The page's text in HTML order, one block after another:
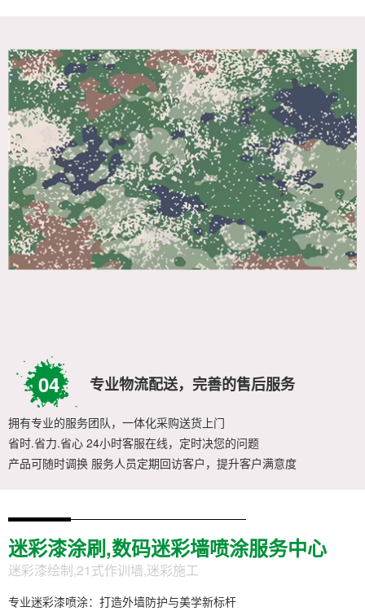
04 专业物流配送，完善的售后服务
拥有专业的服务团队，一体化采购送货上门
省时.省力.省心 24小时客服在线，定时决您的问题
产品可随时调换 服务人员定期回访客户，提升客户满意度
迷彩漆涂刷,数码迷彩墙喷涂服务中心
迷彩漆绘制,21式作训墙,迷彩施工
专业迷彩漆喷涂：打造外墙防护与美学新标杆